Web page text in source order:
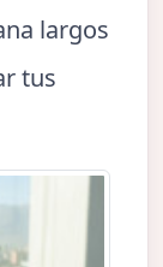
largos
tus